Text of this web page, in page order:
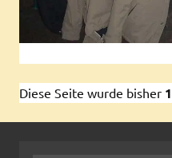
Diese Seite wurde bisher